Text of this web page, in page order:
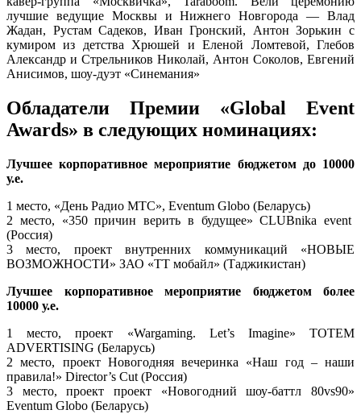
лучшие ведущие Москвы и Нижнего Новгорода — Влад
Жадан, Рустам Садеков, Иван Гронский, Антон Зорькин с
кумиром из детства Хрюшей и Еленой Ломтевой, Глебов
Александр и Стрельников Николай, Антон Соколов, Евгений
Анисимов, шоу-дуэт «Синемания»
Обладатели Премии «Global Event
Awards» в следующих номинациях:
Лучшее корпоративное мероприятие бюджетом до 10000
у.е.
1 место, «День Радио МТС», Eventum Globo (Беларусь)
2 место, «350 причин верить в будущее» CLUBnika event
(Россия)
3 место, проект внутренних коммуникаций «НОВЫЕ
ВОЗМОЖНОСТИ» ЗАО «TT мобайл» (Таджикистан)
Лучшее корпоративное мероприятие бюджетом более
10000 у.е.
1 место, проект «Wargaming. Let’s Imagine» TOTEM
ADVERTISING (Беларусь)
2 место, проект Новогодняя вечеринка «Наш год – наши
правила!» Director’s Cut (Россия)
3 место, проект проект «Новогодний шоу-баттл 80vs90»
Eventum Globo (Беларусь)